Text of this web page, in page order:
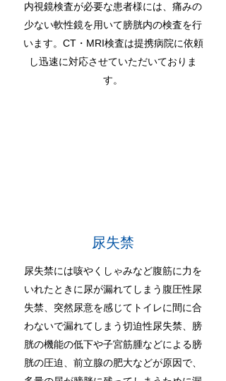
内視鏡検査が必要な患者様には、痛みの
少ない軟性鏡を用いて膀胱内の検査を行
います。CT・MRI検査は提携病院に依頼
し迅速に対応させていただいておりま
す。
尿失禁
尿失禁には咳やくしゃみなど腹筋に力を
いれたときに尿が漏れてしまう腹圧性尿
失禁、突然尿意を感じてトイレに間に合
わないで漏れてしまう切迫性尿失禁、膀
胱の機能の低下や子宮筋腫などによる膀
胱の圧迫、前立腺の肥大などが原因で、